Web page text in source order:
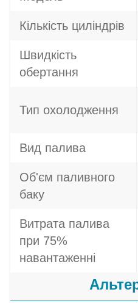
Кількість циліндрів
Швидкість
обертання
Тип охолодження
Вид палива
Об'єм паливного
баку
Витрата палива
при 75%
навантаженні